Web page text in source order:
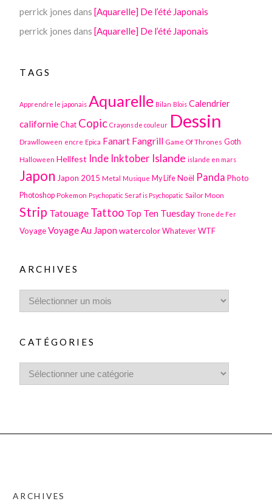
perrick jones dans [Aquarelle] De l’été Japonais
perrick jones dans [Aquarelle] De l’été Japonais
TAGS
Apprendre le japonais Aquarelle Bilan Blois Calendrier
californie Chat Copic Crayons de couleur Dessin
Drawlloween encre Epica Fanart Fangrill Game Of Thrones Goth
Halloween Hellfest Inde Inktober Islande islande en mars
Japon Japon 2015 Metal Musique My Life Noël Panda Photo
Photoshop Pokemon Psychopatic Seraf is Psychopatic Sailor Moon
Strip Tatouage Tattoo Top Ten Tuesday Trone de Fer
Voyage Voyage Au Japon watercolor Whatever WTF
ARCHIVES
CATÉGORIES
ARCHIVES